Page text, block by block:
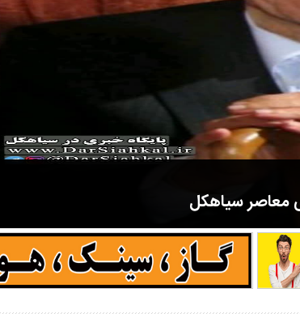
معاصر سیاهکل
مرحوم ملک زاده از سال ۱۳۲۷ شروع به تدریس در مدارس سیاهکل کرد و در ۳۱ سال خدمت خود، علاوه بر تدریس در کلاس اول، معلم نهضت